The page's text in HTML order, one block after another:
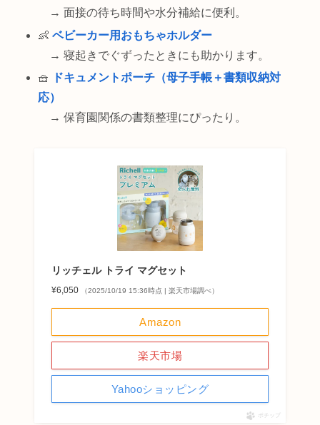
→ 面接の待ち時間や水分補給に便利。
👶ベビーカー用おもちゃホルダー
→ 寝起きでぐずったときにも助かります。
🧺
ドキュメントポーチ（母子手帳＋書類収納対
応）
→ 保育園関係の書類整理にぴったり。
リッチェル トライ マグセット
¥6,050 （2025/10/19 15:36時点 | 楽天市場調べ）
Amazon
楽天市場
Yahooショッピング
ポチップ